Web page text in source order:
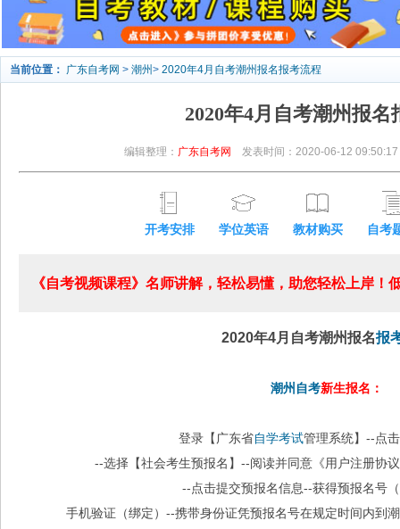
当前位置： 广东自考网 > 潮州> 2020年4月自考潮州报名报考流程
2020年4月自考潮州报名
编辑整理： 广东自考网 发表时间：2020-06-12 09:50:17
开考安排 学位英语 教材购买 自考
《自考视频课程》名师讲解，轻松易懂，助您轻松上岸！
2020年4月自考潮州报名报
潮州自考新生报名：
登录【广东省自学考试管理系统】--点
--选择【社会考生预报名】--阅读并同意《用户注册协
--点击提交预报名信息--获得预报名号
手机验证（绑定）--携带身份证凭预报名号在规定时间内到